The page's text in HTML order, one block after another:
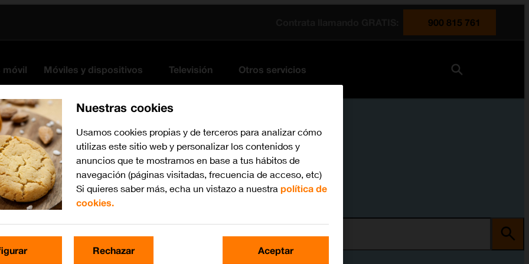
900 815 761
móvil Móviles y dispositivos Televisión Otros servicios
Nuestras cookies
Usamos cookies propias y de terceros para analizar cómo
utilizas este sitio web y personalizar los contenidos y
anuncios que te mostramos en base a tus hábitos de
navegación (páginas visitadas, frecuencia de acceso, etc)
Si quieres saber más, echa un vistazo a nuestra política de
cookies.
Rechazar Aceptar